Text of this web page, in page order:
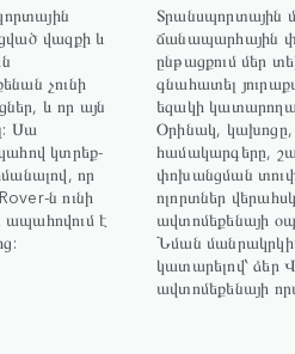
վազքի և
չունի
և որ այն
Սա
կտրեք-
որ
ն ունի
ապահովում է
Տրանսպորտային
ճանապարհային
ընթացքում մեր
գնահատել
եզակի
Օրինակ, կախոցը,
համակարգերը,
փոխանցման
ոլորտներ
ավտոմեքենայի
Նման
կատարելով՝
ավտոմեքենայի